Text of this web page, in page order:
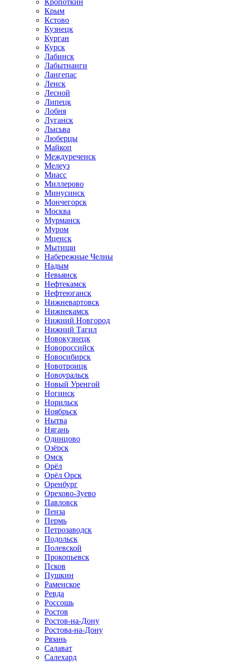
Кропоткин
Крым
Кстово
Кузнецк
Курган
Курск
Лабинск
Лабытнанги
Лангепас
Ленск
Лесной
Липецк
Лобня
Луганск
Лысьва
Люберцы
Майкоп
Междуреченск
Мелеуз
Миасс
Миллерово
Минусинск
Мончегорск
Москва
Мурманск
Муром
Мценск
Мытищи
Набережные Челны
Надым
Невьянск
Нефтекамск
Нефтеюганск
Нижневартовск
Нижнекамск
Нижний Новгород
Нижний Тагил
Новокузнецк
Новороссийск
Новосибирск
Новотроицк
Новоуральск
Новый Уренгой
Ногинск
Норильск
Ноябрьск
Нытва
Нягань
Одинцово
Озёрск
Омск
Орёл
Орёл Орск
Оренбург
Орехово-Зуево
Павловск
Пенза
Пермь
Петрозаводск
Подольск
Полевской
Прокопьевск
Псков
Пушкин
Раменское
Ревда
Россошь
Ростов
Ростов-на-Дону
Ростова-на-Дону
Рязань
Салават
Салехард